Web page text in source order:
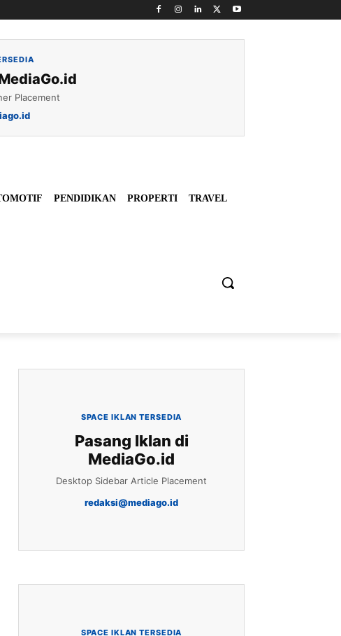
Placement
PENDIDIKAN PROPERTI TRAVEL
SPACE IKLAN TERSEDIA
Pasang Iklan di
MediaGo.id
Desktop Sidebar Article Placement
redaksi@mediago.id
SPACE IKLAN TERSEDIA